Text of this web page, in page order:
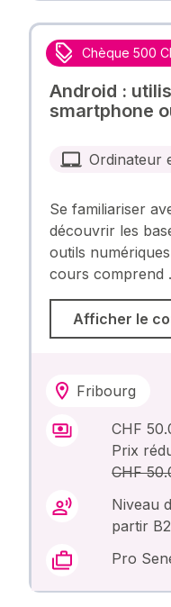
Chèque 500
Android :
smartphone
Ordinateur
Se familiariser
découvrir les
outils
cours comprend
Afficher le
Fribourg
CHF
Prix
CHF
Niveau
partir B2
Pro